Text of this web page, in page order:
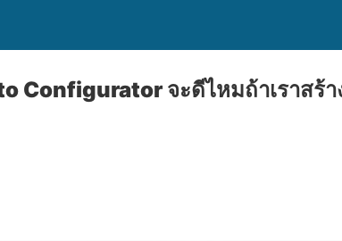
Configurator จะดีไหมถ้าเราสร้า